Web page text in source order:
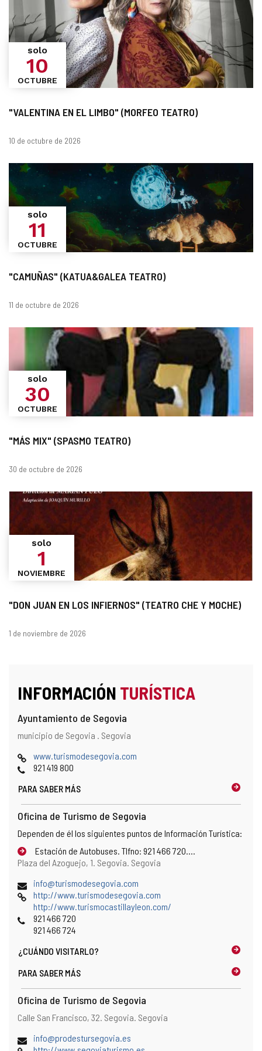
"VALENTINA EN EL LIMBO" (MORFEO TEATRO)
solo
10
OCTUBRE
Fechas
10 de octubre de 2026
"CAMUÑAS" (KATUA&GALEA TEATRO)
solo
11
OCTUBRE
Fechas
11 de octubre de 2026
"MÁS MIX" (SPASMO TEATRO)
solo
30
OCTUBRE
Fechas
30 de octubre de 2026
"DON JUAN EN LOS INFIERNOS" (TEATRO CHE Y MOCHE)
solo
1
NOVIEMBRE
Fechas
1 de noviembre de 2026
INFORMACIÓN TURÍSTICA
Ayuntamiento de Segovia
Dirección
Dirección
municipio de Segovia . Segovia
Página
Web
www.turismodesegovia.com
Teléfonos
921 419 800
PARA SABER MÁS
Oficina de Turismo de Segovia
Dependen de él los siguientes puntos de Información Turística:
Estación de Autobuses. Tlfno: 921 466 720....
Dirección
Dirección
Plaza del Azoguejo, 1. Segovia. Segovia
Dirección
de
correo
electrónico
info@turismodesegovia.com
a
b
i
e
t
d
Página
Web
http://www.turismodesegovia.com
http://www.turismocastillayleon.com/
Teléfonos
921 466 720
921 466 724
¿CUÁNDO VISITARLO?
PARA SABER MÁS
Oficina de Turismo de Segovia
Dirección
Dirección
Calle San Francisco, 32. Segovia. Segovia
Dirección
info@prodestursegovia.es